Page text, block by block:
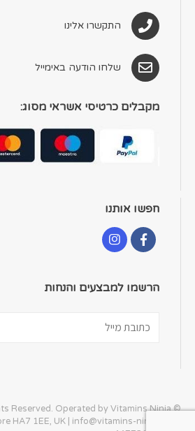
התקשרו אלינו
שלחו הודעה באימייל
מקבלים כרטיסי אשראי מסוג:
חפשו אותנו
הרשמו למבצעים והנחות
Reserved. Operated by Vitamins Ninja
HA7 1EE, UK | info@vitamins-ninja.com